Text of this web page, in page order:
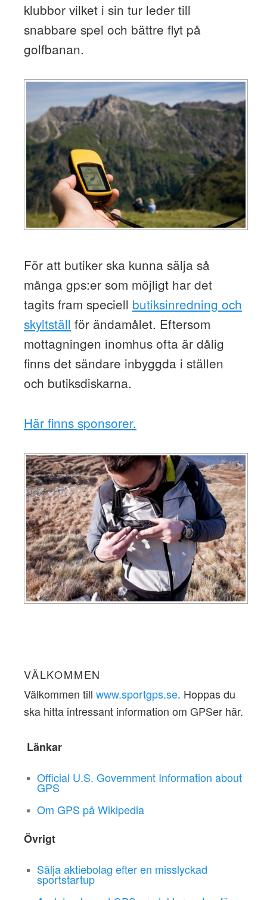
klubbor vilket i sin tur leder till
snabbare spel och bättre flyt på
golfbanan.
För att butiker ska kunna sälja så
många gps:er som möjligt har det
tagits fram speciell butiksinredning och
skyltställ för ändamålet. Eftersom
mottagningen inomhus ofta är dålig
finns det sändare inbyggda i ställen
och butiksdiskarna.
Här finns sponsorer.
VÄLKOMMEN
Välkommen till www.sportgps.se. Hoppas du
ska hitta intressant information om GPSer här.
Länkar
Official U.S. Government Information about
GPS
Om GPS på Wikipedia
Övrigt
Sälja aktiebolag efter en misslyckad
sportstartup